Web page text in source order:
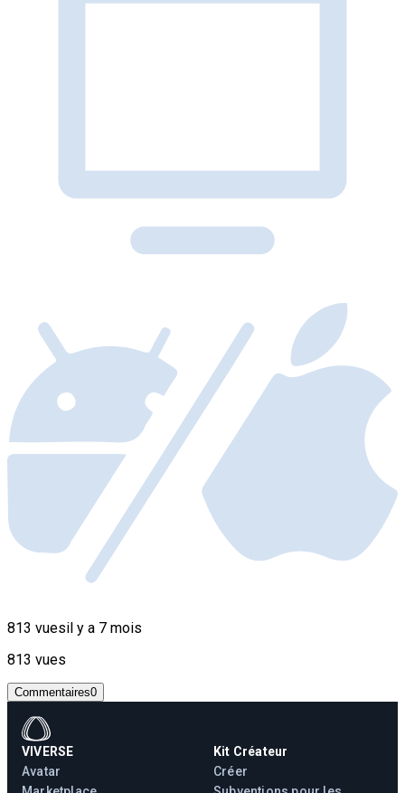
813 vuesil y a 7 mois
813 vues
Commentaires0
VIVERSE
Avatar
Kit Créateur
Créer